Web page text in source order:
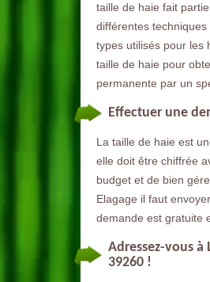
taille de haie fait
différentes
types utilisés pour les
taille de haie pour
permanente par un
Effectuer une
La taille de haie est
elle doit être chiffrée
budget et de bien
Elagage il faut
demande est gratuite
Adressez-vous
39260 !